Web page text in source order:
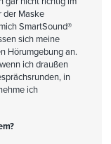
der Maske
SmartSound®
sich meine
Hörumgebung an.
ich draußen
in
ich